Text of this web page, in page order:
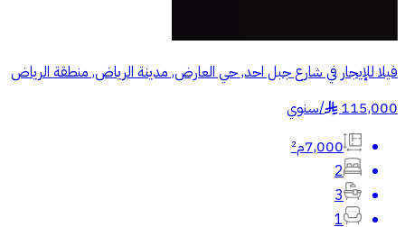
فيلا للإيجار في شارع جبل احد, حي العارض, مدينة الرياض, منطقة الرياض
115,000
§
/سنوي
7,000م²
2
3
1